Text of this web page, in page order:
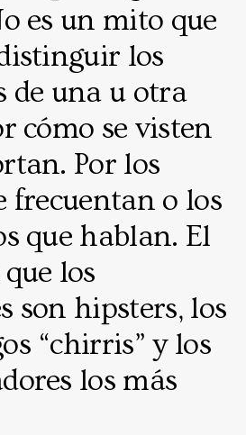
es un mito que
los
de una u otra
cómo se visten
Por los
frecuentan o los
que hablan. El
los
son hipsters, los
“chirris” y los
los más